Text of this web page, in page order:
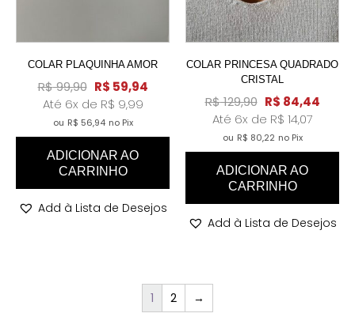
COLAR PLAQUINHA AMOR
R$99,90 R$ 59,94
Até 6x de R$ 9,99
ou R$ 56,94 no Pix
ADICIONAR AO
CARRINHO
Add à Lista de Desejos
COLAR PRINCESA QUADRADO
CRISTAL
R$129,90 R$ 84,44
Até 6x de R$ 14,07
ou R$ 80,22 no Pix
ADICIONAR AO
CARRINHO
Add à Lista de Desejos
1 2 →